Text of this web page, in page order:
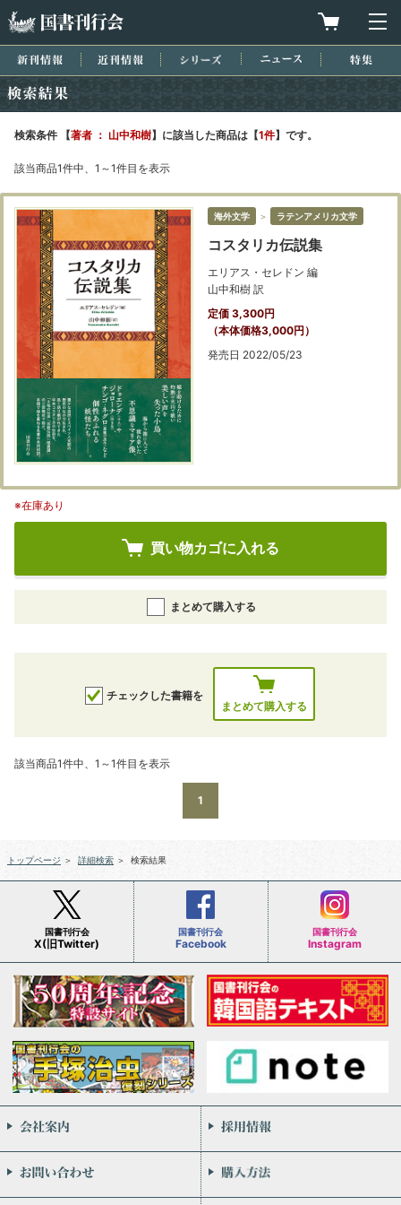
買物カゴを
新刊情報 近刊情報 シリーズ ニュース
検索条件 【著者 ： 山中和樹】に該当した商品は【1件】です。
該当商品1件中、1～1件目を表示
海外文学 ＞ ラテンアメリカ文学
コスタリカ伝説集
エリアス・セレドン 編
山中和樹 訳
定価 3,300円
（本体価格3,000円）
発売日 2022/05/23
※在庫あり
買い物カゴに入れる
まとめて購入する
チェックした書籍を
まとめて購入する
該当商品1件中、1～1件目を表示
1
トップページ ＞ 詳細検索 ＞ 検索結果
国書刊行会
X(旧Twitter)
国書刊行会
Facebook
国書刊行会
Instagram
会社案内
お問い合わせ